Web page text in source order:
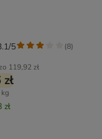
119,92 zł
zł
5 (8)